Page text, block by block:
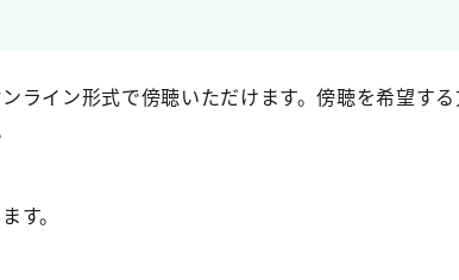
イン形式で傍聴いただけます。傍聴を希望す
す。